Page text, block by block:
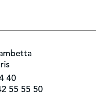
40
55 55 50